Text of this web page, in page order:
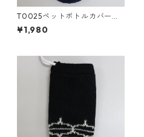
T0025ペットボトルカバー／
津田命子デザインアイヌ文様
編み込みペットボトルカバー
¥1,980